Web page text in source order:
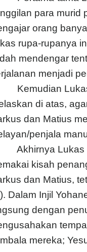
para murid
orang
rupa-rupanya
mendengar
menjadi
Lukas
di atas,
dan Matius
penjala
Lukas
kisah
dan Matius,
Dalam Injil
dengan
mereka;